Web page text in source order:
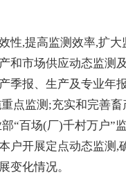
性,提高监测效率,扩大
和市场供应动态监测
季报、生产及专业年
点监测;充实和完善畜
“百场(厂)千村万户”
户开展定点动态监测,
变化情况。